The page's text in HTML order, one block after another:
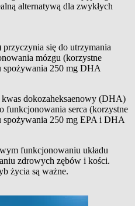
alternatywą dla zwykłych
przyczynia się do utrzymania
mózgu (korzystne
spożywania 250 mg DHA
dokozaheksaenowy (DHA)
funkcjonowania serca (korzystne
spożywania 250 mg EPA i DHA
funkcjonowaniu układu
zdrowych zębów i kości.
życia są ważne.